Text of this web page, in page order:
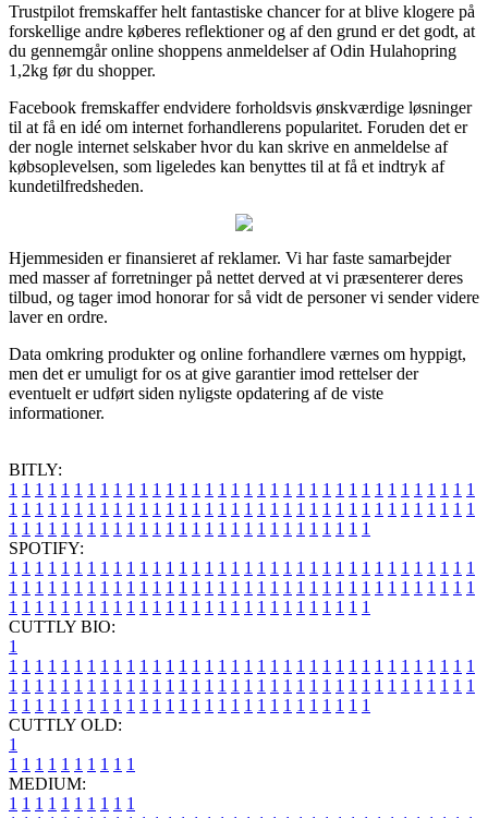
Trustpilot fremskaffer helt fantastiske chancer for at blive klogere på
forskellige andre køberes reflektioner og af den grund er det godt, at
du gennemgår online shoppens anmeldelser af Odin Hulahopring
1,2kg før du shopper.
Facebook fremskaffer endvidere forholdsvis ønskværdige løsninger
til at få en idé om internet forhandlerens popularitet. Foruden det er
der nogle internet selskaber hvor du kan skrive en anmeldelse af
købsoplevelsen, som ligeledes kan benyttes til at få et indtryk af
kundetilfredsheden.
Hjemmesiden er finansieret af reklamer. Vi har faste samarbejder
med masser af forretninger på nettet derved at vi præsenterer deres
tilbud, og tager imod honorar for så vidt de personer vi sender videre
laver en ordre.
Data omkring produkter og online forhandlere værnes om hyppigt,
men det er umuligt for os at give garantier imod rettelser der
eventuelt er udført siden nyligste opdatering af de viste
informationer.
BITLY:
1 1 1 1 1 1 1 1 1 1 1 1 1 1 1 1 1 1 1 1 1 1 1 1 1 1 1 1 1 1 1 1 1 1 1 1
1 1 1 1 1 1 1 1 1 1 1 1 1 1 1 1 1 1 1 1 1 1 1 1 1 1 1 1 1 1 1 1 1 1 1 1
1 1 1 1 1 1 1 1 1 1 1 1 1 1 1 1 1 1 1 1 1 1 1 1 1 1 1 1
SPOTIFY:
1 1 1 1 1 1 1 1 1 1 1 1 1 1 1 1 1 1 1 1 1 1 1 1 1 1 1 1 1 1 1 1 1 1 1 1
1 1 1 1 1 1 1 1 1 1 1 1 1 1 1 1 1 1 1 1 1 1 1 1 1 1 1 1 1 1 1 1 1 1 1 1
1 1 1 1 1 1 1 1 1 1 1 1 1 1 1 1 1 1 1 1 1 1 1 1 1 1 1 1
CUTTLY BIO:
1
1 1 1 1 1 1 1 1 1 1 1 1 1 1 1 1 1 1 1 1 1 1 1 1 1 1 1 1 1 1 1 1 1 1 1 1
1 1 1 1 1 1 1 1 1 1 1 1 1 1 1 1 1 1 1 1 1 1 1 1 1 1 1 1 1 1 1 1 1 1 1 1
1 1 1 1 1 1 1 1 1 1 1 1 1 1 1 1 1 1 1 1 1 1 1 1 1 1 1 1
CUTTLY OLD:
1
1 1 1 1 1 1 1 1 1 1
MEDIUM:
1 1 1 1 1 1 1 1 1 1